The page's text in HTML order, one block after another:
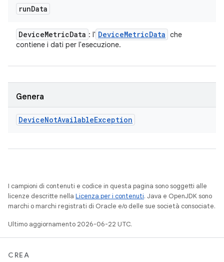
runData
DeviceMetricData : l' DeviceMetricData che
contiene i dati per l'esecuzione.
Genera
DeviceNotAvailableException
I campioni di contenuti e codice in questa pagina sono soggetti alle
licenze descritte nella Licenza per i contenuti. Java e OpenJDK sono
marchi o marchi registrati di Oracle e/o delle sue società consociate.
Ultimo aggiornamento 2026-06-22 UTC.
CREA